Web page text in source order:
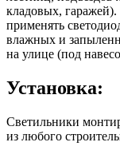
кладовых,
применять
влажных и
на улице (под
Установка:
Светильники
из любого